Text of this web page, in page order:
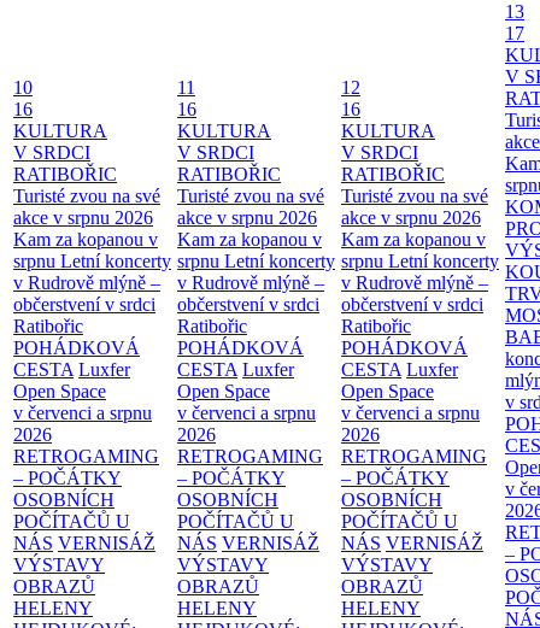
10
16
KULTURA
V SRDCI
RATIBOŘIC
Turisté zvou na své
akce v srpnu 2026
Kam za kopanou v
srpnu Letní koncerty
v Rudrově mlýně –
občerstvení v srdci
Ratibořic
POHÁDKOVÁ
CESTA Luxfer
Open Space
v červenci a srpnu
2026
RETROGAMING
– POČÁTKY
OSOBNÍCH
POČÍTAČŮ U
NÁS VERNISÁŽ
VÝSTAVY
OBRAZŮ
HELENY
11
16
KULTURA
V SRDCI
RATIBOŘIC
Turisté zvou na své
akce v srpnu 2026
Kam za kopanou v
srpnu Letní koncerty
v Rudrově mlýně –
občerstvení v srdci
Ratibořic
POHÁDKOVÁ
CESTA Luxfer
Open Space
v červenci a srpnu
2026
RETROGAMING
– POČÁTKY
OSOBNÍCH
POČÍTAČŮ U
NÁS VERNISÁŽ
VÝSTAVY
OBRAZŮ
HELENY
12
16
KULTURA
V SRDCI
RATIBOŘIC
Turisté zvou na své
akce v srpnu 2026
Kam za kopanou v
srpnu Letní koncerty
v Rudrově mlýně –
občerstvení v srdci
Ratibořic
POHÁDKOVÁ
CESTA Luxfer
Open Space
v červenci a srpnu
2026
RETROGAMING
– POČÁTKY
OSOBNÍCH
POČÍTAČŮ U
NÁS VERNISÁŽ
VÝSTAVY
OBRAZŮ
HELENY
13
17
V
v
v
–